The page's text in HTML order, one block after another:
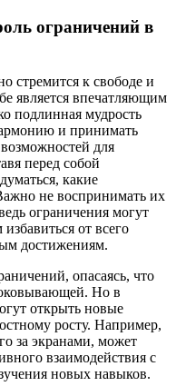
ограничений в
стремится к свободе и
является впечатляющим
подлинная мудрость
и принимать
для
перед собой
какие
не воспринимать их
ограничения могут
от всего
достижениям.
опасаясь, что
Но в
открыть новые
росту. Например,
за экранами, может
взаимодействия с
новых навыков.